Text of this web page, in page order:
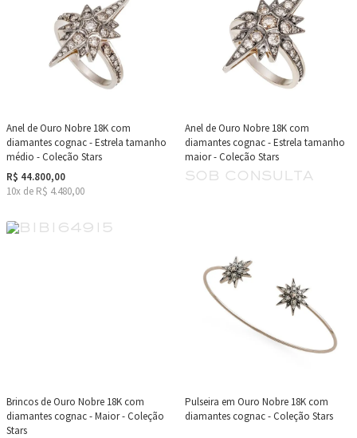
Anel de Ouro Nobre 18K com
diamantes cognac - Estrela tamanho
médio - Coleção Stars
R$ 44.800,00
10x de R$ 4.480,00
Anel de Ouro Nobre 18K com
diamantes cognac - Estrela tamanho
maior - Coleção Stars
sob consulta
Brincos de Ouro Nobre 18K com
diamantes cognac - Maior - Coleção
Stars
Pulseira em Ouro Nobre 18K com
diamantes cognac - Coleção Stars